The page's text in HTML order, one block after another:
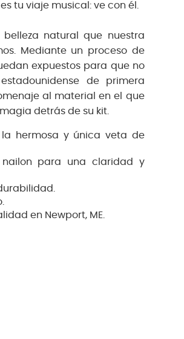
tu viaje musical: ve con él.
natural que nuestra
Mediante un proceso de
expuestos para que no
de primera
al material en el que
detrás de su kit.
hermosa y única veta de
para una claridad y
en Newport, ME.